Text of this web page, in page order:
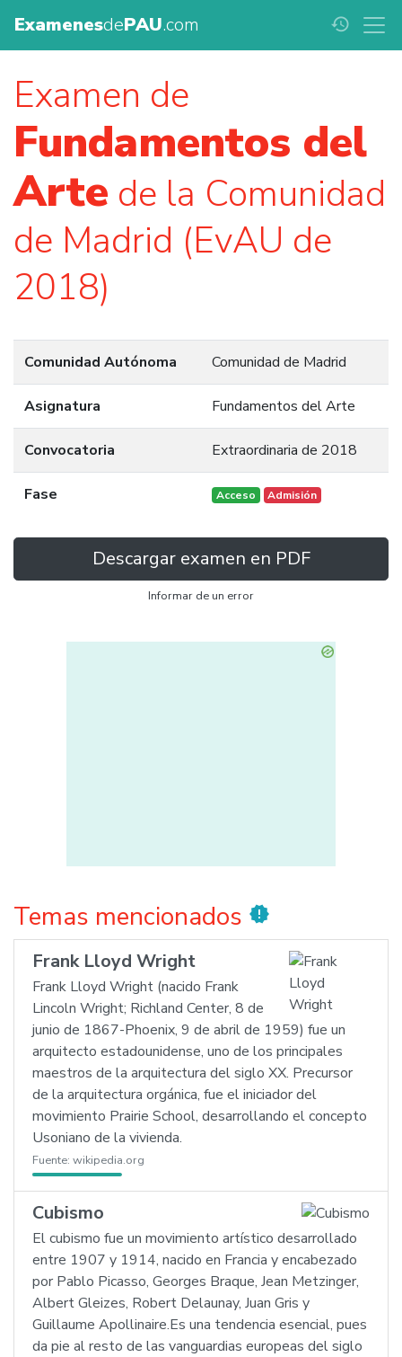
ExamenesdePAU.com history
Examen de
Fundamentos del
Arte de la Comunidad
de Madrid (EvAU de
2018)
Comunidad Autónoma Comunidad de Madrid
Asignatura Fundamentos del Arte
Convocatoria Extraordinaria de 2018
Fase Acceso Admisión
Descargar examen en PDF
Informar de un error
Temas mencionados new_releases
Frank Lloyd Wright
Frank Lloyd Wright (nacido Frank
Lincoln Wright; Richland Center, 8 de
junio de 1867-Phoenix, 9 de abril de 1959) fue un
arquitecto estadounidense, uno de los principales
maestros de la arquitectura del siglo XX. Precursor
de la arquitectura orgánica, fue el iniciador del
movimiento Prairie School, desarrollando el concepto
Usoniano de la vivienda.
Fuente: wikipedia.org
Cubismo
El cubismo fue un movimiento artístico desarrollado
entre 1907 y 1914, nacido en Francia y encabezado
por Pablo Picasso, Georges Braque, Jean Metzinger,
Albert Gleizes, Robert Delaunay, Juan Gris y
Guillaume Apollinaire.Es una tendencia esencial, pues
da pie al resto de las vanguardias europeas del siglo